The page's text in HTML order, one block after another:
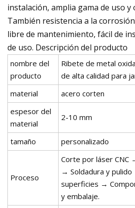
instalación, amplia gama de uso y
También resistencia a la
libre de mantenimiento, fácil de
de uso. Descripción del producto
nombre del
producto
Ribete de metal
de alta calidad para
material
acero corten
espesor del
material
2-10 mm
tamaño personalizado
Proceso
Corte por láser CNC
→ Soldadura y
superficies →
y embalaje.